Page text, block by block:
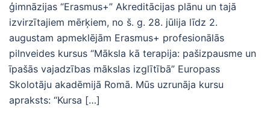
ģimnāzijas “Erasmus+” Akreditācijas plānu un tajā
izvirzītajiem mērķiem, no š. g. 28. jūlija līdz 2.
augustam apmeklējām Erasmus+ profesionālās
pilnveides kursus “Māksla kā terapija: pašizpausme un
īpašās vajadzības mākslas izglītībā” Europass
Skolotāju akadēmijā Romā. Mūs uzrunāja kursu
apraksts: “Kursa […]